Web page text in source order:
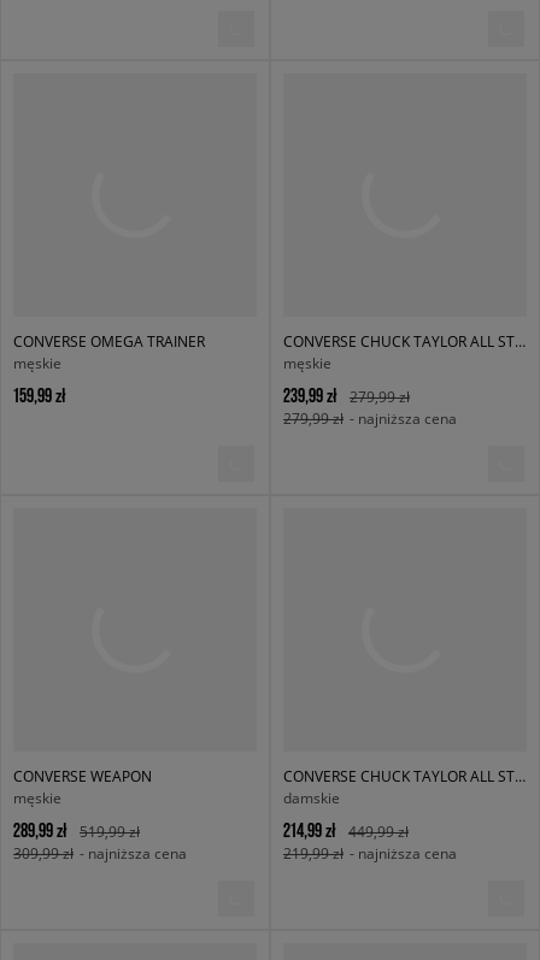
CONVERSE OMEGA TRAINER
męskie
159,99 zł
CONVERSE CHUCK TAYLOR ALL STAR
męskie
239,99 zł
279,99 zł
279,99 zł - najniższa cena
CONVERSE WEAPON
męskie
289,99 zł
519,99 zł
309,99 zł - najniższa cena
CONVERSE CHUCK TAYLOR ALL STAR LUGGED HEEL MJ
damskie
214,99 zł
449,99 zł
219,99 zł - najniższa cena